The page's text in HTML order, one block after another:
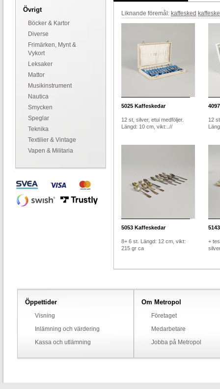
Övrigt
Böcker & Kartor
Diverse
Frimärken, Mynt &
Vykort
Leksaker
Mattor
Musikinstrument
Nautica
Smycken
Speglar
Teknika
Textilier & Vintage
Vapen & Militaria
Liknande föremål: kaffesked
5025 Kaffeskedar
12 st, silver, etui medföljer.
Längd: 10 cm, vikt:..//
4097
12
5053 Kaffeskedar
8+ 6 st. Längd: 12 cm, vikt:
215 gr ca
5143
+
Öppettider
Visning
Inlämning och värdering
Kassa och utlämning
Om Metropol
Företaget
Medarbetare
Jobba på Metropol